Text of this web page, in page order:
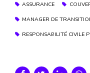
ASSURANCE
MANAGER DE
RESPONSABILITÉ CIVILE